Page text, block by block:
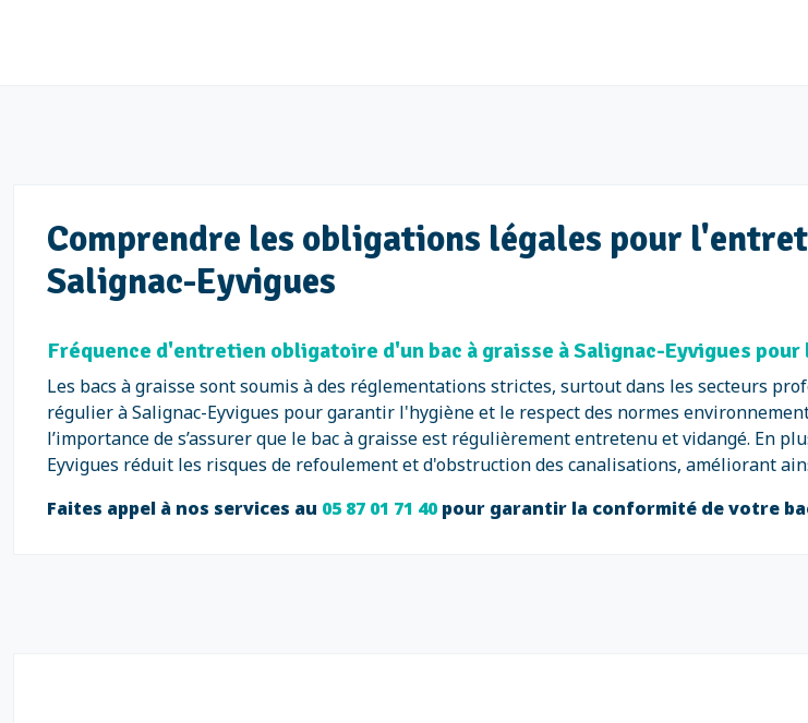
Comprendre les obligations légales pour
Salignac-Eyvigues
Fréquence d'entretien obligatoire d'un bac à graisse à Salignac-Eyvigues
Les bacs à graisse sont soumis à des réglementations strictes, surtout dans les secteurs
régulier à Salignac-Eyvigues pour garantir l'hygiène et le respect des normes
l’importance de s’assurer que le bac à graisse est régulièrement entretenu et vidangé. En
Eyvigues réduit les risques de refoulement et d'obstruction des canalisations, améliorant
Faites appel à nos services au 05 87 01 71 40pour garantir la conformité de votre